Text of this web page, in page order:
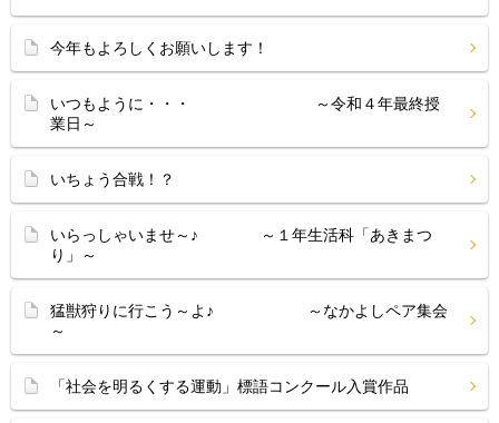
今年もよろしくお願いします！
いつもように・・・ ～令和４年最終授
業日～
いちょう合戦！？
いらっしゃいませ～♪ ～１年生活科「あきまつ
り」～
猛獣狩りに行こう～よ♪ ～なかよしペア集会
～
「社会を明るくする運動」標語コンクール入賞作品